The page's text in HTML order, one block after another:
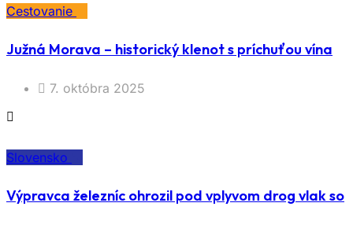
Cestovanie
Južná Morava – historický klenot s príchuťou vína
7. októbra 2025
Slovensko
Výpravca železníc ohrozil pod vplyvom drog vlak so